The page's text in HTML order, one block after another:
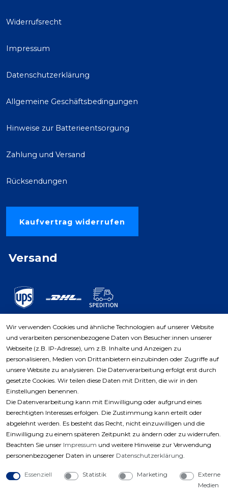
Widerrufsrecht
Impressum
Datenschutzerklärung
Allgemeine Geschäftsbedingungen
Hinweise zur Batterieentsorgung
Zahlung und Versand
Rücksendungen
Kaufvertrag widerrufen
Versand
Zahlungsarten
Wir verwenden Cookies und ähnliche Technologien auf unserer Website
und verarbeiten personenbezogene Daten von Besucher:innen unserer
Webseite (z.B. IP-Adresse), um z.B. Inhalte und Anzeigen zu
personalisieren, Medien von Drittanbietern einzubinden oder Zugriffe auf
unsere Website zu analysieren. Die Datenverarbeitung erfolgt erst durch
gesetzte Cookies. Wir teilen diese Daten mit Dritten, die wir in den
Einstellungen benennen.
Die Datenverarbeitung kann mit Einwilligung oder aufgrund eines
berechtigten Interesses erfolgen. Die Zustimmung kann erteilt oder
abgelehnt werden. Es besteht das Recht, nicht einzuwilligen und die
Einwilligung zu einem späteren Zeitpunkt zu ändern oder zu widerrufen.
Beachten Sie unser Impressum und weitere Hinweise zur Verwendung
personenbezogener Daten in unserer Daten­schutz­erklärung.
Essenziell Statistik Marketing
Externe
Medien